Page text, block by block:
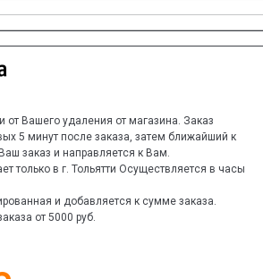
от Вашего удаления от магазина. Заказ
5 минут после заказа, затем ближайший к
заказ и направляется к Вам.
только в г. Тольятти Осуществляется в часы
и добавляется к сумме заказа.
от 5000 руб.